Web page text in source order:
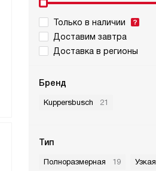
Только в наличии
Доставим завтра
Доставка в регионы
Бренд
Kuppersbusch 21
Тип
Полноразмерная 19 Узкая